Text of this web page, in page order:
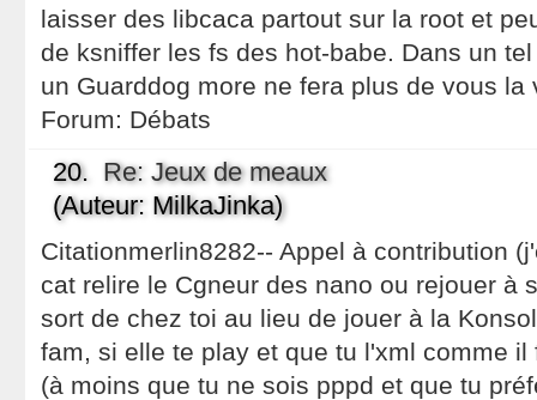
laisser des libcaca partout sur la root et
de ksniffer les fs des hot-babe. Dans un
un Guarddog more ne fera plus de vous la
Forum: Débats
20. Re: Jeux de meaux
(Auteur: MilkaJinka)
Citationmerlin8282-- Appel à contribution
cat relire le Cgneur des nano ou rejouer à
sort de chez toi au lieu de jouer à la
fam, si elle te play et que tu l'xml comme
(à moins que tu ne sois pppd et que tu